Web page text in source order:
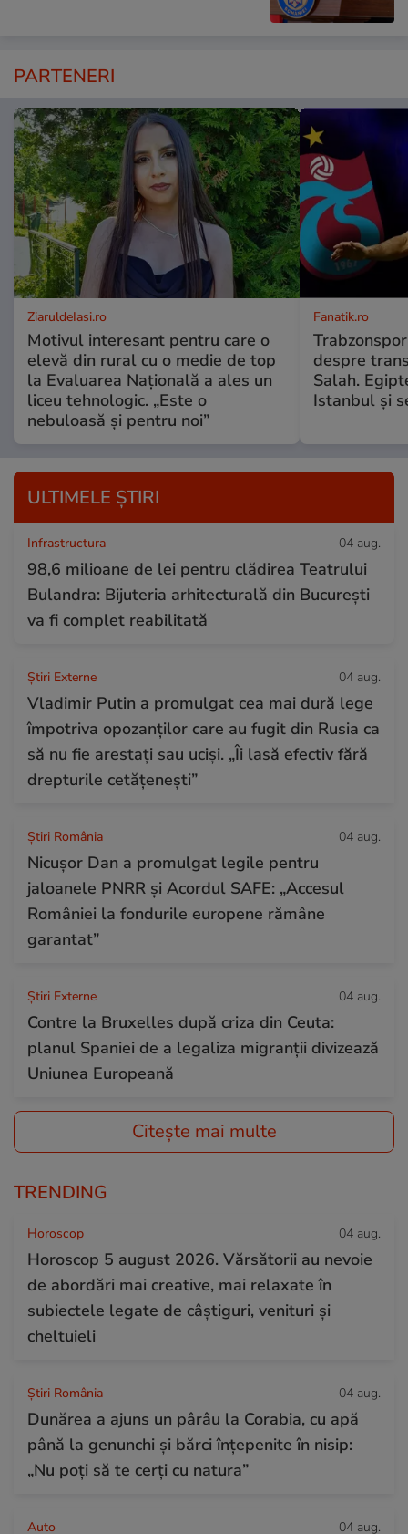
PARTENERI
ZiaruldeIasi.ro
Motivul interesant pentru care o
elevă din rural cu o medie de top
la Evaluarea Națională a ales un
liceu tehnologic. „Este o
nebuloasă și pentru noi”
Fanatik.ro
despre
Salah.
Istanbul și
ULTIMELE ȘTIRI
Infrastructura 04 aug.
98,6 milioane de lei pentru clădirea Teatrului
Bulandra: Bijuteria arhitecturală din București
va fi complet reabilitată
Știri Externe 04 aug.
Vladimir Putin a promulgat cea mai dură lege
împotriva opozanților care au fugit din Rusia ca
să nu fie arestați sau uciși. „Îi lasă efectiv fără
drepturile cetățenești”
Știri România 04 aug.
Nicușor Dan a promulgat legile pentru
jaloanele PNRR și Acordul SAFE: „Accesul
României la fondurile europene rămâne
garantat”
Știri Externe 04 aug.
Contre la Bruxelles după criza din Ceuta:
planul Spaniei de a legaliza migranții divizează
Uniunea Europeană
Citește mai multe
TRENDING
Horoscop 04 aug.
Horoscop 5 august 2026. Vărsătorii au nevoie
de abordări mai creative, mai relaxate în
subiectele legate de câștiguri, venituri și
cheltuieli
Știri România 04 aug.
Dunărea a ajuns un pârâu la Corabia, cu apă
până la genunchi și bărci înțepenite în nisip:
„Nu poți să te cerți cu natura”
Auto 04 aug.